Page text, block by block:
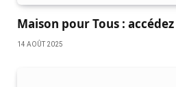
Maison pour Tous :
14 AOÛT 2025